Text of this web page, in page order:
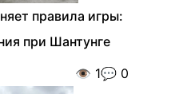
правила игры:
при Шантунге
👁️ 1💬 0